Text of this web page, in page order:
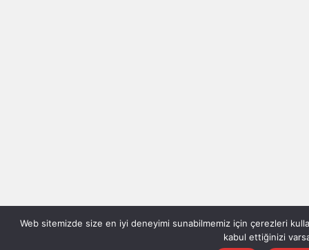
Web sitemizde size en iyi deneyimi sunabilmemiz için çerezleri
kabul ettiğinizi